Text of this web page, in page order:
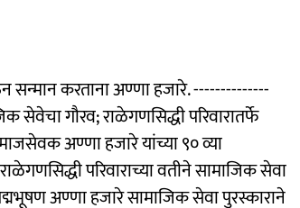
सन्‍मान करताना अण्णा हजारे. --------------
सेवेचा गौरव; राळेगणसिद्धी परिवारातर्फे
अण्णा हजारे यांच्या ९० व्या
परिवाराच्या वतीने सामाजिक सेवा
अण्णा हजारे सामाजिक सेवा पुरस्काराने